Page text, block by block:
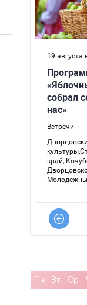
Пн Вт Ср